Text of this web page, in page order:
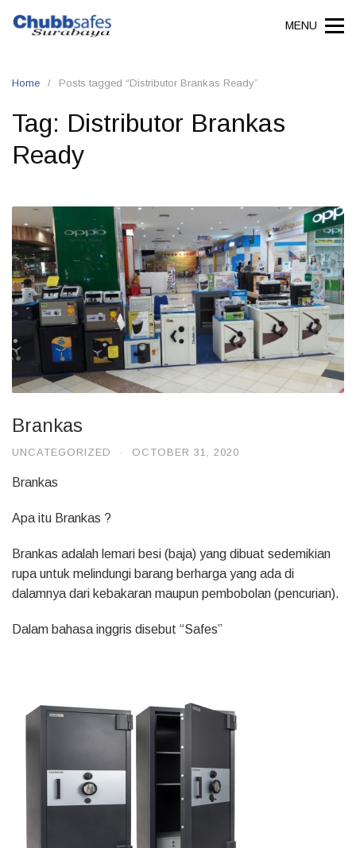
MENU
Home Posts tagged “Distributor Brankas Ready”
Tag: Distributor Brankas
Ready
Brankas
UNCATEGORIZED · OCTOBER 31, 2020
Brankas
Apa itu Brankas ?
Brankas adalah lemari besi (baja) yang dibuat sedemikian
rupa untuk melindungi barang berharga yang ada di
dalamnya dari kebakaran maupun pembobolan (pencurian).
Dalam bahasa inggris disebut “Safes”